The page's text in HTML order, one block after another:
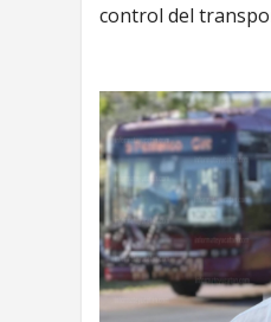
control del